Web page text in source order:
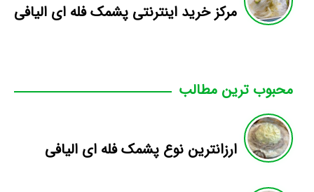
مرکز خرید اینترنتی پشمک فله ای الیافی
محبوب ترین مطالب
ارزانترین نوع پشمک فله ای الیافی